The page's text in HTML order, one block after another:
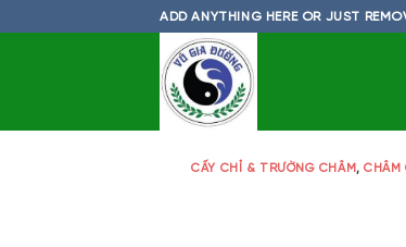
ADD ANYTHING HERE OR JUST
CẤY CHỈ & TRƯỜNG CHÂM ,CHÂM